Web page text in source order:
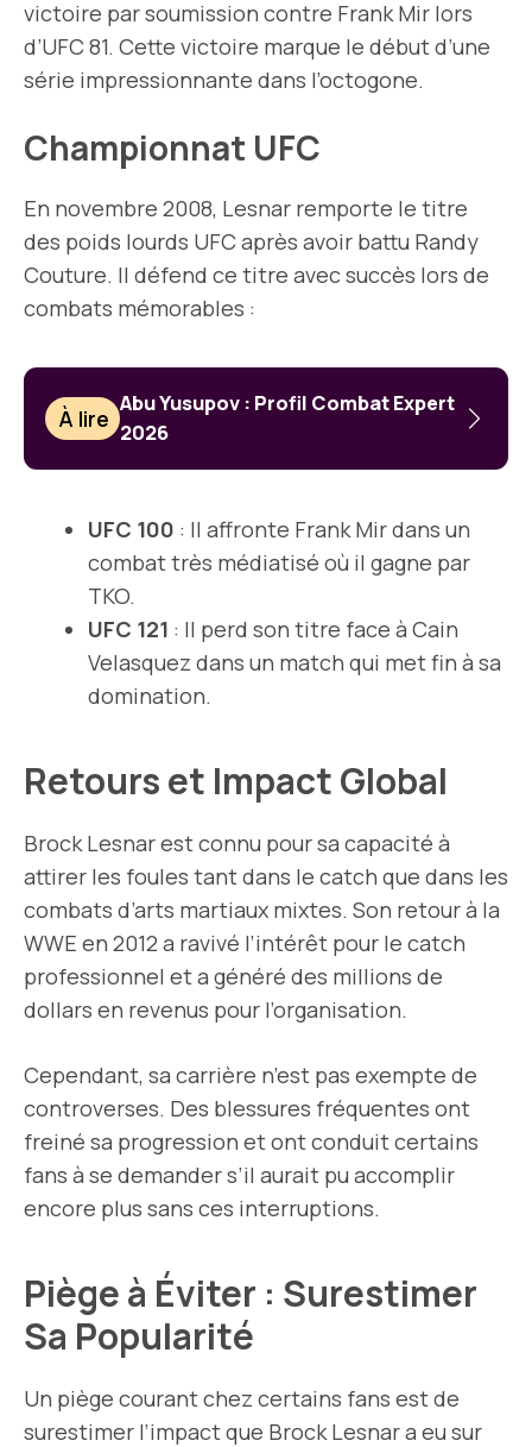
victoire par soumission contre Frank Mir lors
d’UFC 81. Cette victoire marque le début d’une
série impressionnante dans l’octogone.
Championnat UFC
En novembre 2008, Lesnar remporte le titre
des poids lourds UFC après avoir battu Randy
Couture. Il défend ce titre avec succès lors de
combats mémorables :
À lire
Abu Yusupov : Profil Combat Expert
2026
UFC 100 : Il affronte Frank Mir dans un
combat très médiatisé où il gagne par
TKO.
UFC 121 : Il perd son titre face à Cain
Velasquez dans un match qui met fin à sa
domination.
Retours et Impact Global
Brock Lesnar est connu pour sa capacité à
attirer les foules tant dans le catch que dans les
combats d’arts martiaux mixtes. Son retour à la
WWE en 2012 a ravivé l’intérêt pour le catch
professionnel et a généré des millions de
dollars en revenus pour l’organisation.
Cependant, sa carrière n’est pas exempte de
controverses. Des blessures fréquentes ont
freiné sa progression et ont conduit certains
fans à se demander s’il aurait pu accomplir
encore plus sans ces interruptions.
Piège à Éviter : Surestimer
Sa Popularité
Un piège courant chez certains fans est de
surestimer l’impact que Brock Lesnar a eu sur